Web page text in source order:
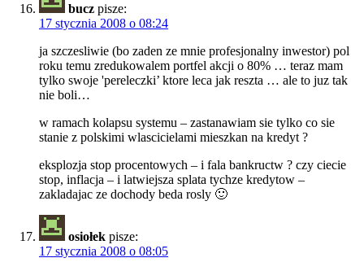
bucz pisze:
17 stycznia 2008 o 08:24
ja szczesliwie (bo zaden ze mnie profesjonalny inwestor) pol
roku temu zredukowalem portfel akcji o 80% … teraz mam
tylko swoje 'pereleczki’ ktore leca jak reszta … ale to juz tak
nie boli…
w ramach kolapsu systemu – zastanawiam sie tylko co sie
stanie z polskimi wlascicielami mieszkan na kredyt ?
eksplozja stop procentowych – i fala bankructw ? czy ciecie
stop, inflacja – i latwiejsza splata tychze kredytow –
zakladajac ze dochody beda rosly 🙂
osiołek pisze:
17 stycznia 2008 o 08:05